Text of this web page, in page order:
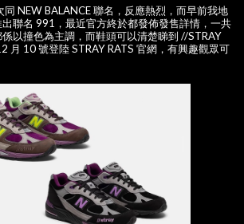
同 NEW BALANCE 聯名，反應熱烈，而早前我地
聯名 991，最近官方終於都發佈發售詳情，一共
以撞色為主調，而鞋頭可以清楚睇到 //STRAY
月 10 號登陸 STRAY RATS 官網，有興趣觀眾可